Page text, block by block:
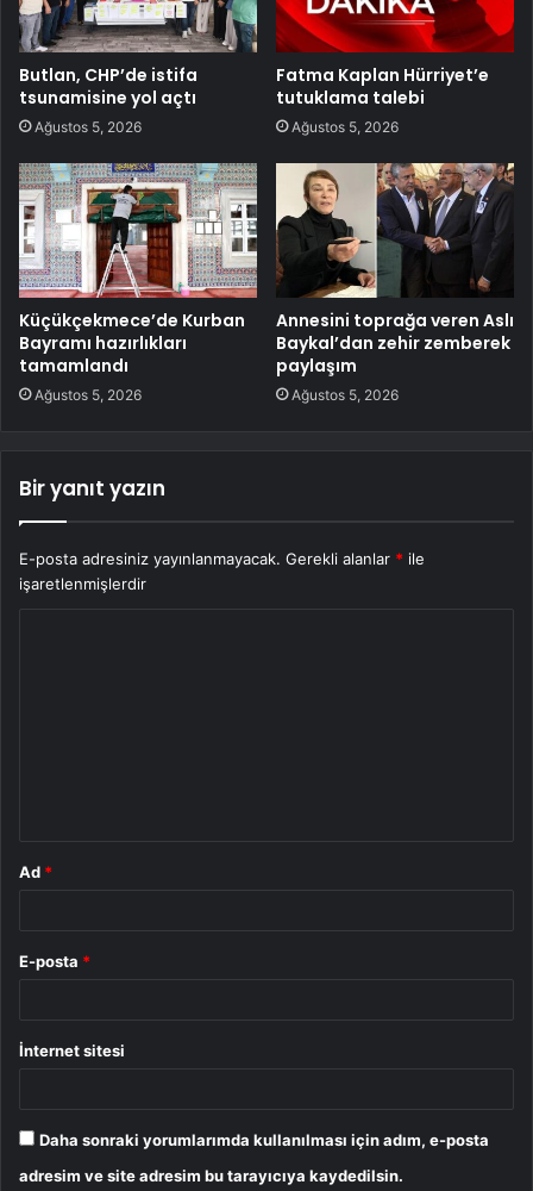
Butlan, CHP’de istifa
tsunamisine yol açtı
Ağustos 5, 2026
Fatma Kaplan Hürriyet’e
tutuklama talebi
Ağustos 5, 2026
Küçükçekmece’de Kurban
Bayramı hazırlıkları
tamamlandı
Ağustos 5, 2026
Annesini toprağa veren Aslı
Baykal’dan zehir zemberek
paylaşım
Ağustos 5, 2026
Bir yanıt yazın
E-posta adresiniz yayınlanmayacak. Gerekli alanlar * ile
işaretlenmişlerdir
Ad *
E-posta *
İnternet sitesi
Daha sonraki yorumlarımda kullanılması için adım, e-posta
adresim ve site adresim bu tarayıcıya kaydedilsin.